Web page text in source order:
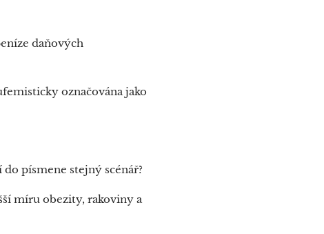
daňových
označována jako
písmene stejný scénář?
míru obezity, rakoviny a